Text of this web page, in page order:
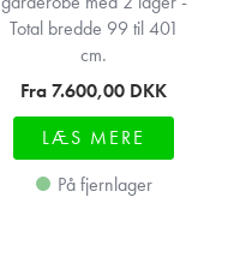
Total bredde 99 til 401
cm.
Fra 7.600,00 DKK
LÆS MERE
På fjernlager